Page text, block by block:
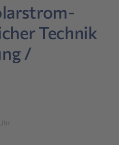
Technik
/